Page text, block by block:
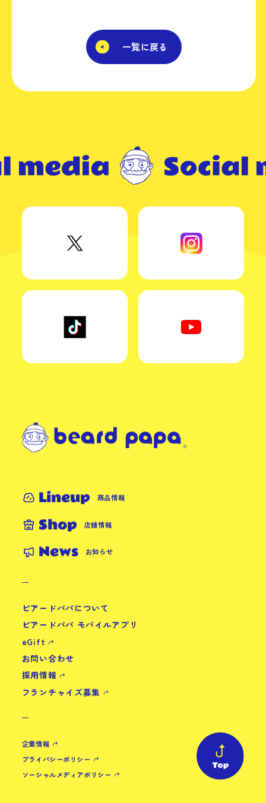
一覧に戻る
Lineup 商品情報
Shop 店舗情報
News お知らせ
ビアードパパについて
ビアードパパ モバイルアプリ
eGift
お問い合わせ
採用情報
フランチャイズ募集
企業情報
プライバシーポリシー
ソーシャルメディアポリシー